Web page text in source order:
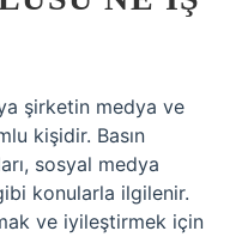
şirketin medya ve
kişidir. Basın
sosyal medya
konularla ilgilenir.
ve iyileştirmek için